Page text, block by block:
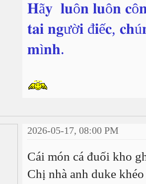
𝐇ã𝐲 𝐥𝐮ô𝐧 𝐥𝐮ô𝐧
𝐭𝐚𝐢 𝐧𝐠ườ𝐢 đ𝐢ế𝐜,
𝐦ì𝐧𝐡.
2026-05-17, 08:00 PM
Cái món cá đuối kho
Chị nhà anh duke